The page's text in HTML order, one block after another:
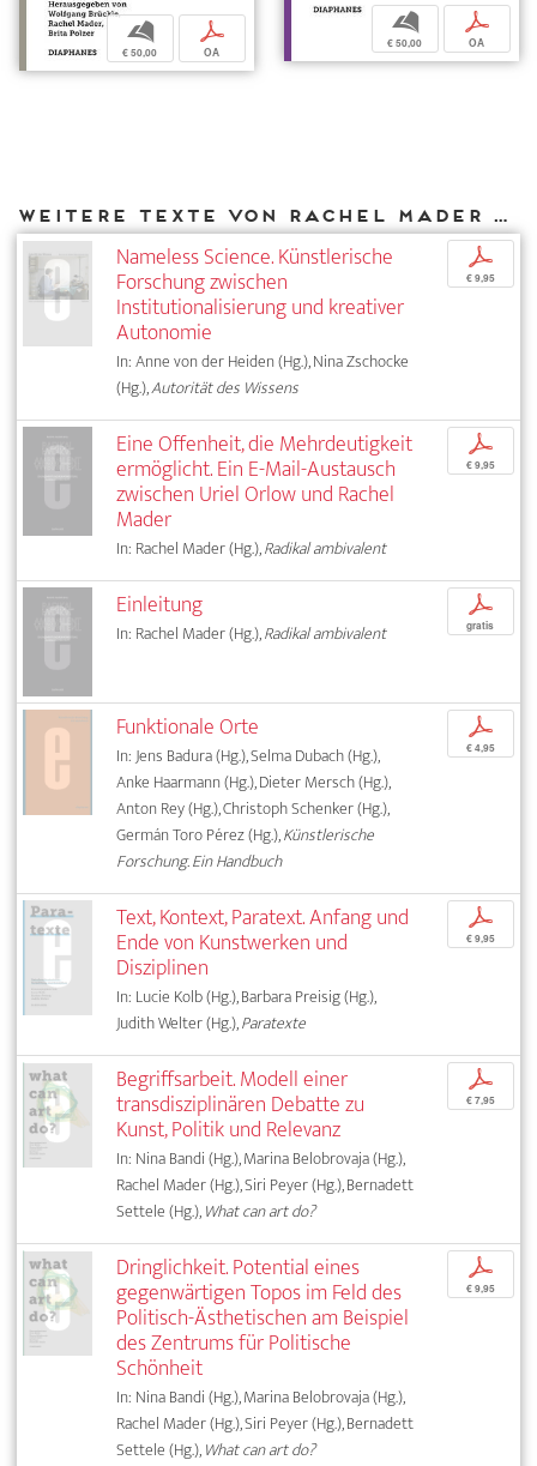
b
€ 50,00
p
OA
b
€ 50,00
p
OA
Weitere Texte von Rachel Mader bei DIAPHANES
Nameless Science. Künstlerische
Forschung zwischen
Institutionalisierung und kreativer
Autonomie
In: Anne von der Heiden (Hg.), Nina Zschocke
(Hg.),Autorität des Wissens
p
€ 9,95
Eine Offenheit, die Mehrdeutigkeit
ermöglicht. Ein E-Mail-Austausch
zwischen Uriel Orlow und Rachel
Mader
In: Rachel Mader (Hg.),Radikal ambivalent
p
€ 9,95
Einleitung
In: Rachel Mader (Hg.),Radikal ambivalent
p
gratis
Funktionale Orte
In: Jens Badura (Hg.), Selma Dubach (Hg.),
Anke Haarmann (Hg.), Dieter Mersch (Hg.),
Anton Rey (Hg.), Christoph Schenker (Hg.),
Germán Toro Pérez (Hg.),Künstlerische
Forschung. Ein Handbuch
p
€ 4,95
Text, Kontext, Paratext. Anfang und
Ende von Kunstwerken und
Disziplinen
In: Lucie Kolb (Hg.), Barbara Preisig (Hg.),
Judith Welter (Hg.),Paratexte
p
€ 9,95
Begriffsarbeit. Modell einer
transdisziplinären Debatte zu
Kunst, Politik und Relevanz
In: Nina Bandi (Hg.), Marina Belobrovaja (Hg.),
Rachel Mader (Hg.), Siri Peyer (Hg.), Bernadett
Settele (Hg.),What can art do?
p
€ 7,95
Dringlichkeit. Potential eines
gegenwärtigen Topos im Feld des
Politisch-Ästhetischen am Beispiel
des Zentrums für Politische
Schönheit
In: Nina Bandi (Hg.), Marina Belobrovaja (Hg.),
Rachel Mader (Hg.), Siri Peyer (Hg.), Bernadett
Settele (Hg.),What can art do?
p
€ 9,95